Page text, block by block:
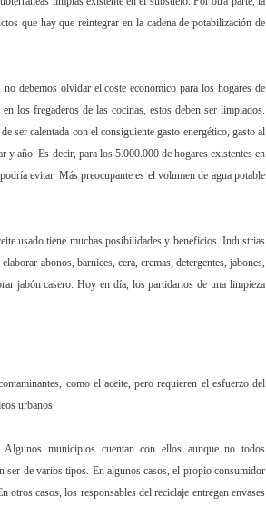
que hay que reintegrar en la cadena de potabilización de
debemos olvidar el coste económico para los hogares de
los fregaderos de las cocinas, estos deben ser limpiados.
ser calentada con el consiguiente gasto energético, gasto al
y año. Es decir, para los 5.000.000 de hogares existentes en
evitar. Más preocupante es el volumen de agua potable
usado tiene muchas posibilidades y beneficios. Industrias
abonos, barnices, cera, cremas, detergentes, jabones,
jabón casero. Hoy en día, los partidarios de una limpieza
como el aceite, pero requieren el esfuerzo del
urbanos.
municipios cuentan con ellos aunque no todos
ser de varios tipos. En algunos casos, el propio consumidor
otros casos, los responsables del reciclaje entregan envases